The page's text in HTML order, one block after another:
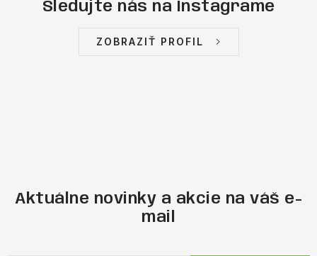
Sledujte nás na Instagrame
ZOBRAZIŤ PROFIL
Aktuálne novinky a akcie na váš e-
mail